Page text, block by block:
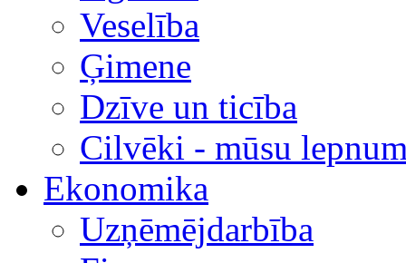
Veselība
Ģimene
Dzīve un ticība
Cilvēki - mūsu
Ekonomika
Uzņēmējdarbība